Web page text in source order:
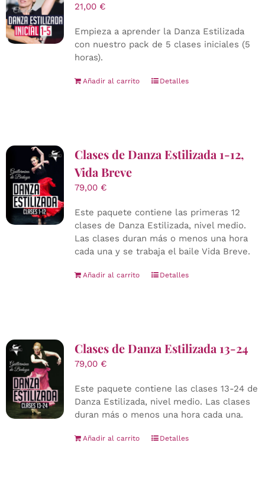
21,00 €
Empieza a aprender la Danza Estilizada
con nuestro pack de 5 clases iniciales (5
horas).
Añadir al carrito Detalles
Clases de Danza Estilizada 1-12,
Vida Breve
79,00 €
Este paquete contiene las primeras 12
clases de Danza Estilizada, nivel medio.
Las clases duran más o menos una hora
cada una y se trabaja el baile Vida Breve.
Añadir al carrito Detalles
Clases de Danza Estilizada 13-24
79,00 €
Este paquete contiene las clases 13-24 de
Danza Estilizada, nivel medio. Las clases
duran más o menos una hora cada una.
Añadir al carrito Detalles